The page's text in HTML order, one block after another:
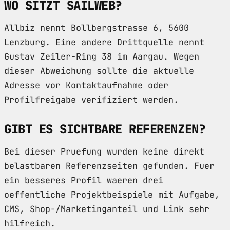
WO SITZT SAILWEB?
Allbiz nennt Bollbergstrasse 6, 5600
Lenzburg. Eine andere Drittquelle nennt
Gustav Zeiler-Ring 38 im Aargau. Wegen
dieser Abweichung sollte die aktuelle
Adresse vor Kontaktaufnahme oder
Profilfreigabe verifiziert werden.
GIBT ES SICHTBARE REFERENZEN?
Bei dieser Pruefung wurden keine direkt
belastbaren Referenzseiten gefunden. Fuer
ein besseres Profil waeren drei
oeffentliche Projektbeispiele mit Aufgabe,
CMS, Shop-/Marketinganteil und Link sehr
hilfreich.